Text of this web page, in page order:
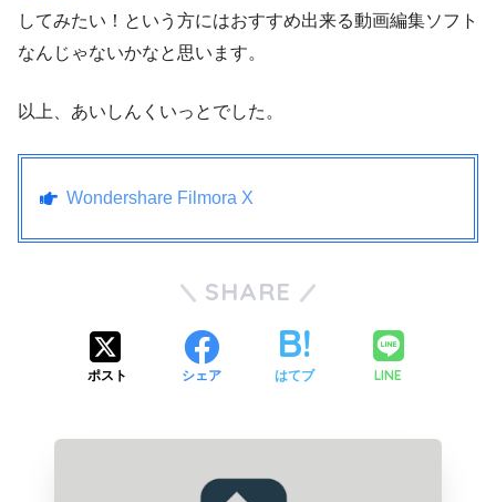
してみたい！という方にはおすすめ出来る動画編集ソフト
なんじゃないかなと思います。
以上、あいしんくいっとでした。
Wondershare Filmora X
SHARE
ポスト シェア はてブ LINE